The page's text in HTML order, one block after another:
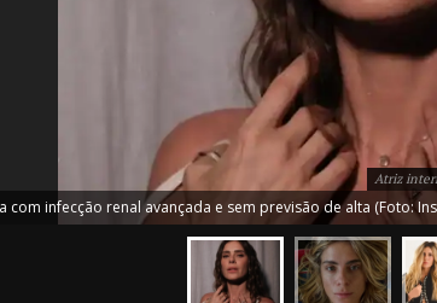
iCHAIT
Aprenda tudo
Inteligência
Atriz
com infecção renal avançada e sem previsão de alta (Foto: